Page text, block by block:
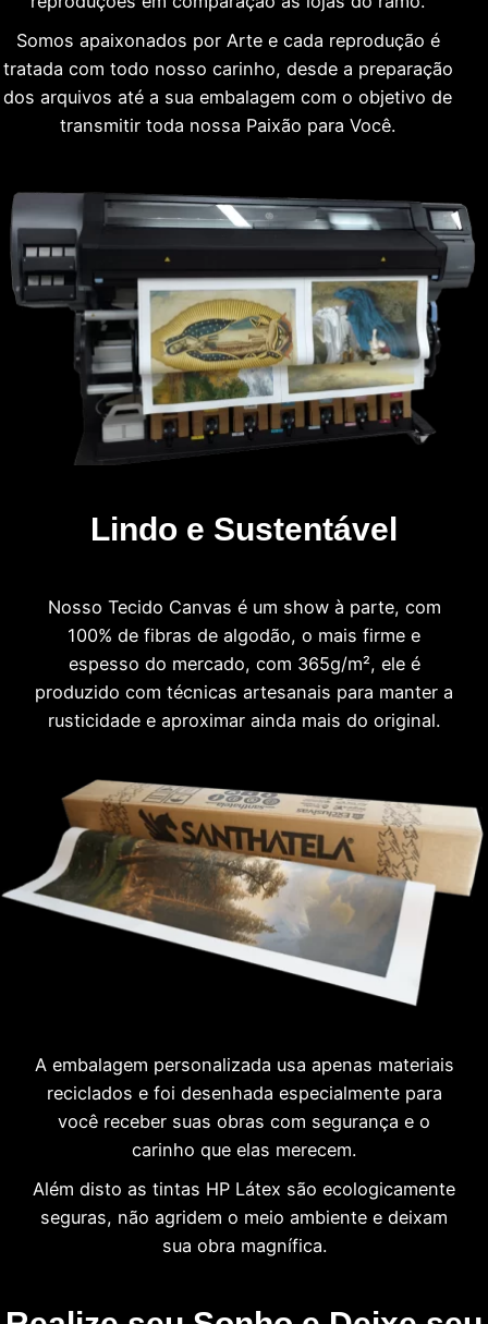
Somos apaixonados por Arte e cada reprodução é
tratada com todo nosso carinho, desde a preparação
dos arquivos até a sua embalagem com o objetivo de
transmitir toda nossa Paixão para Você.
Lindo e Sustentável
Nosso Tecido Canvas é um show à parte, com
100% de fibras de algodão, o mais firme e
espesso do mercado, com 365g/m², ele é
produzido com técnicas artesanais para manter a
rusticidade e aproximar ainda mais do original.
A embalagem personalizada usa apenas materiais
reciclados e foi desenhada especialmente para
você receber suas obras com segurança e o
carinho que elas merecem.
Além disto as tintas HP Látex são ecologicamente
seguras, não agridem o meio ambiente e deixam
sua obra magnífica.